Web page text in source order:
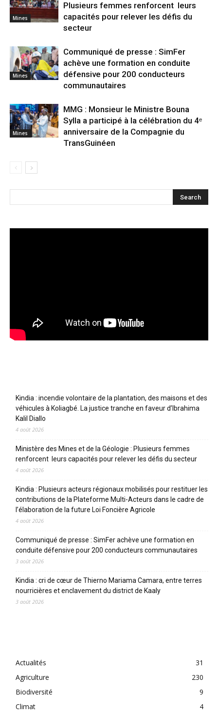
Mines
Plusieurs femmes renforcent leurs
capacités pour relever les défis du
secteur
Mines
Communiqué de presse : SimFer
achève une formation en conduite
défensive pour 200 conducteurs
communautaires
Mines
MMG : Monsieur le Ministre Bouna
Sylla a participé à la célébration du 4ᵉ
anniversaire de la Compagnie du
TransGuinéen
Kindia : incendie volontaire de la plantation, des maisons et des
véhicules à Koliagbé. La justice tranche en faveur d’Ibrahima
Kalil Diallo
4 août 2026
Ministère des Mines et de la Géologie : Plusieurs femmes
renforcent leurs capacités pour relever les défis du secteur
4 août 2026
Kindia : Plusieurs acteurs régionaux mobilisés pour restituer les
contributions de la Plateforme Multi-Acteurs dans le cadre de
l’élaboration de la future Loi Foncière Agricole
4 août 2026
Communiqué de presse : SimFer achève une formation en
conduite défensive pour 200 conducteurs communautaires
3 août 2026
Kindia : cri de cœur de Thierno Mariama Camara, entre terres
nourricières et enclavement du district de Kaaly
3 août 2026
Actualités
31
Agriculture
230
Biodiversité
9
Climat
4